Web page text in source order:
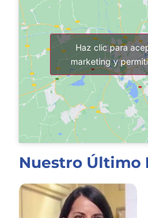
Haz clic para
marketing y
Nuestro Último